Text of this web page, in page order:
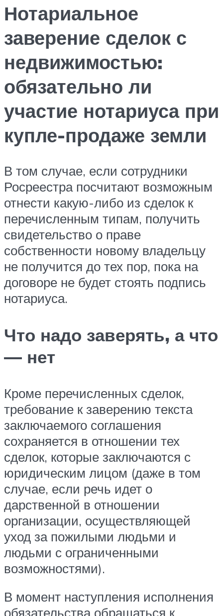
Нотариальное
заверение сделок с
недвижимостью:
обязательно ли
участие нотариуса при
купле-продаже земли
В том случае, если сотрудники
Росреестра посчитают возможным
отнести какую-либо из сделок к
перечисленным типам, получить
свидетельство о праве
собственности новому владельцу
не получится до тех пор, пока на
договоре не будет стоять подпись
нотариуса.
Что надо заверять, а что
— нет
Кроме перечисленных сделок,
требование к заверению текста
заключаемого соглашения
сохраняется в отношении тех
сделок, которые заключаются с
юридическим лицом (даже в том
случае, если речь идет о
дарственной в отношении
организации, осуществляющей
уход за пожилыми людьми и
людьми с ограниченными
возможностями).
В момент наступления исполнения
обязательства обращаться к